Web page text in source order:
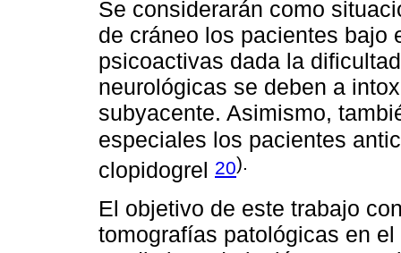
Se considerarán como
de cráneo los pacientes bajo
psicoactivas dada la
neurológicas se deben a
subyacente. Asimismo,
especiales los pacientes
clopidogrel 20).
El objetivo de este trabajo
tomografías patológicas en